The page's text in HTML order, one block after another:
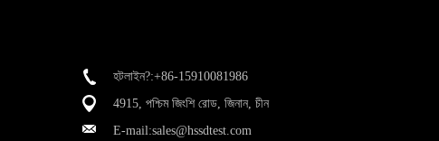
হটলাইন?:+86-15910081986
4915, পশ্চিম জিংশি রোড, জিনান, চীন
E-mail:sales@hssdtest.com